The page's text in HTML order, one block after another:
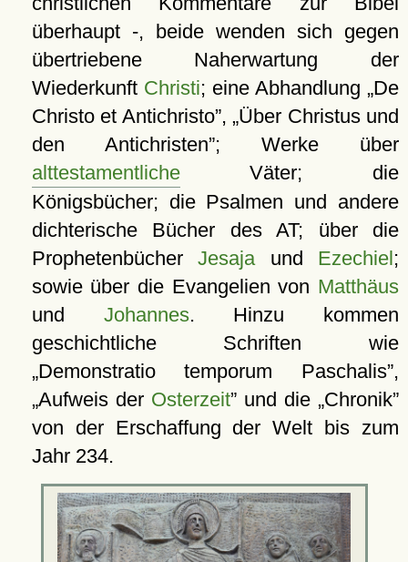
überhaupt -, beide wenden sich gegen
übertriebene Naherwartung der
Wiederkunft Christi; eine Abhandlung
De
Christo et Antichristo , Über Christus und
den Antichristen ; Werke über
alttestamentlicheVäter; die
Königsbücher; die Psalmen und andere
dichterische Bücher des AT; über die
ProphetenbücherJesajaund Ezechiel ;
sowie über die Evangelien von Matthäus
und Johannes. Hinzu kommen
geschichtliche Schriften wie
Demonstratio temporum Paschalis ,
Aufweis der Osterzeit und die Chronik
von der Erschaffung der Welt bis zum
Jahr 234.